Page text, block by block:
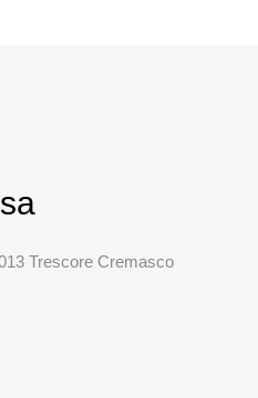
Trescore Cremasco